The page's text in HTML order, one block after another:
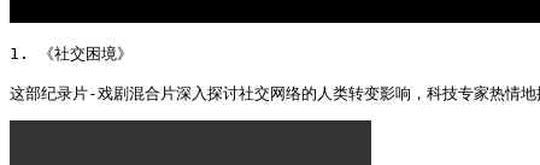
1. 《社交困境》
这部纪录片-戏剧混合片深入探讨社交网络的人类转变影响，科技专家热情